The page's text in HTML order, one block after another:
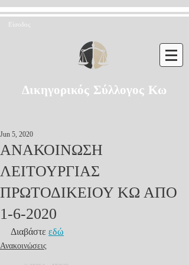
Είσοδος
Δικηγορικός Σύλλογος Κω
ΑΝΑΚΟΙΝΩΣΗ
ΛΕΙΤΟΥΡΓΙΑΣ
ΠΡΩΤΟΔΙΚΕΙΟΥ ΚΩ ΑΠΟ
1-6-2020
Jun 5, 2020
Διαβάστε εδώ
Ανακοινώσεις